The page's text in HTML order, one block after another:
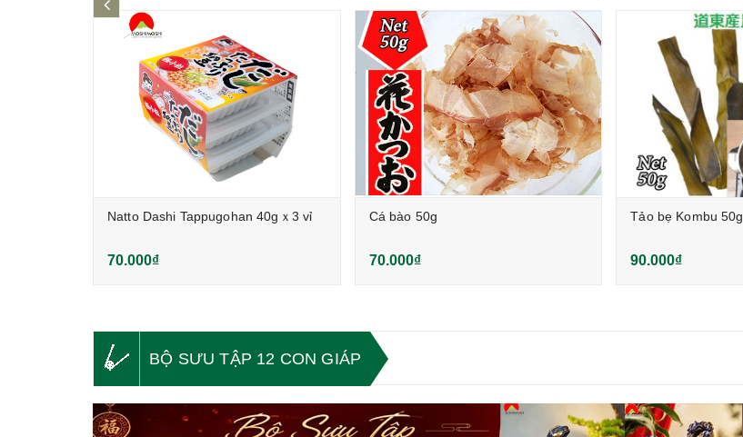
Natto Dashi Tappugohan 40gｘ3 vỉ
70.000₫
Cá bào 50g
70.000₫
Tảo bẹ Kombu 50g
90.000₫
BỘ SƯU TẬP 12 CON GIÁP